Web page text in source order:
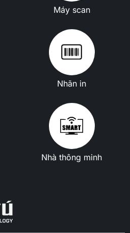
Máy scan
Nhãn in
Nhà thông minh